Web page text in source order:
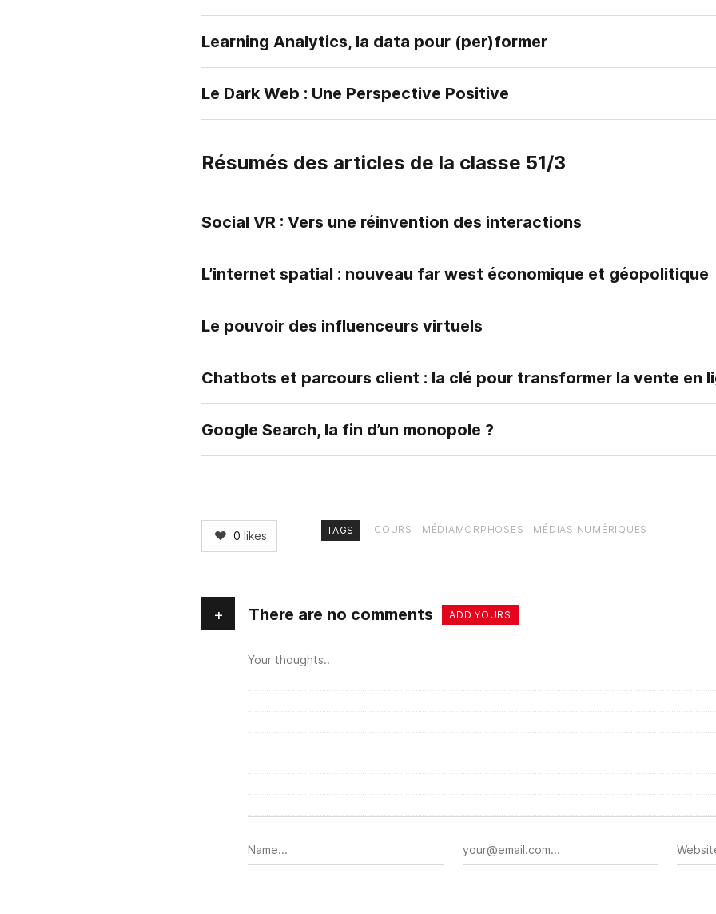
Learning Analytics, la data pour (per)former
Le Dark Web : Une Perspective Positive
Résumés des articles de la classe 51/3
Social VR : Vers une réinvention des interactions
L’internet spatial : nouveau far west économique et géopolitique
Le pouvoir des influenceurs virtuels
Chatbots et parcours client : la clé pour transformer la vente en
Google Search, la fin d’un monopole ?
0 likes TAGS COURS MÉDIAMORPHOSES MÉDIAS NUMÉRIQUES
+ There are no comments ADD YOURS